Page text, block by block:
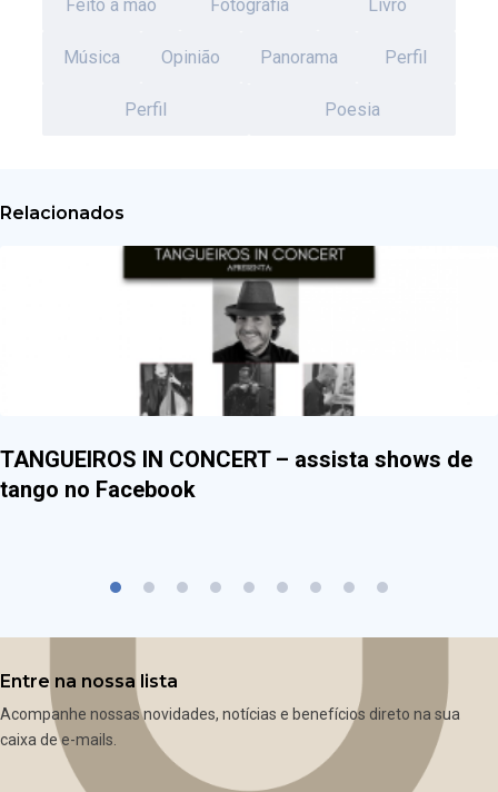
Feito a mão Fotografia Livro
Música Opinião Panorama Perfil
Perfil Poesia
Relacionados
TANGUEIROS IN CONCERT – assista shows de
tango no Facebook
Entre na nossa lista
Acompanhe nossas novidades, notícias e benefícios direto na sua
caixa de e-mails.